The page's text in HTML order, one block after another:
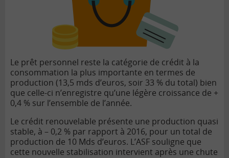
Le prêt personnel reste la catégorie de crédit à la
consommation la plus importante en termes de
production (13,5 mds d’euros, soir 33 % du total) bien
que celle-ci n’enregistre qu’une légère croissance de +
0,4 % sur l’ensemble de l’année.
Le crédit renouvelable présente une production quasi
stable, à – 0,2 % par rapport à 2016, pour un total de
production de 10 Mds d’euros. L’ASF souligne que
cette nouvelle stabilisation intervient après une chute